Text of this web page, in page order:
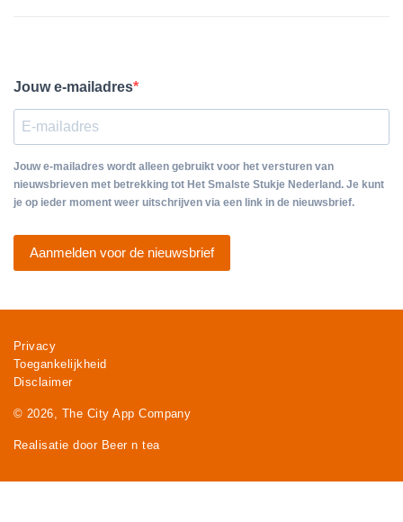
Jouw e-mailadres
Jouw e-mailadres wordt alleen gebruikt voor het versturen van
nieuwsbrieven met betrekking tot Het Smalste Stukje Nederland. Je kunt
je op ieder moment weer uitschrijven via een link in de nieuwsbrief.
Aanmelden voor de nieuwsbrief
Privacy
Toegankelijkheid
Disclaimer
© 2026, The City App Company
Realisatie door Beer n tea